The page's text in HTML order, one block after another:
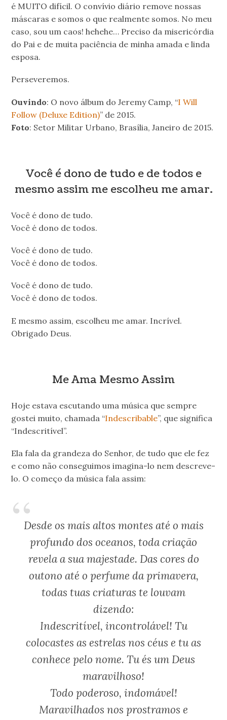
é MUITO difícil. O convívio diário remove nossas
máscaras e somos o que realmente somos. No meu
caso, sou um caos! hehehe… Preciso da misericórdia
do Pai e de muita paciência de minha amada e linda
esposa.
Perseveremos.
Ouvindo: O novo álbum do Jeremy Camp, “I Will
Follow (Deluxe Edition)” de 2015.
Foto: Setor Militar Urbano, Brasília, Janeiro de 2015.
Você é dono de tudo e de todos e
mesmo assim me escolheu me amar.
Você é dono de tudo.
Você é dono de todos.
Você é dono de tudo.
Você é dono de todos.
Você é dono de tudo.
Você é dono de todos.
E mesmo assim, escolheu me amar. Incrível.
Obrigado Deus.
Me Ama Mesmo Assim
Hoje estava escutando uma música que sempre
gostei muito, chamada “Indescribable”, que significa
“Indescritível”.
Ela fala da grandeza do Senhor, de tudo que ele fez
e como não conseguimos imagina-lo nem descreve-
lo. O começo da música fala assim:
Desde os mais altos montes até o mais
profundo dos oceanos, toda criação
revela a sua majestade. Das cores do
outono até o perfume da primavera,
todas tuas criaturas te louvam
dizendo:
Indescritível, incontrolável! Tu
colocastes as estrelas nos céus e tu as
conhece pelo nome. Tu és um Deus
maravilhoso!
Todo poderoso, indomável!
Maravilhados nos prostramos e